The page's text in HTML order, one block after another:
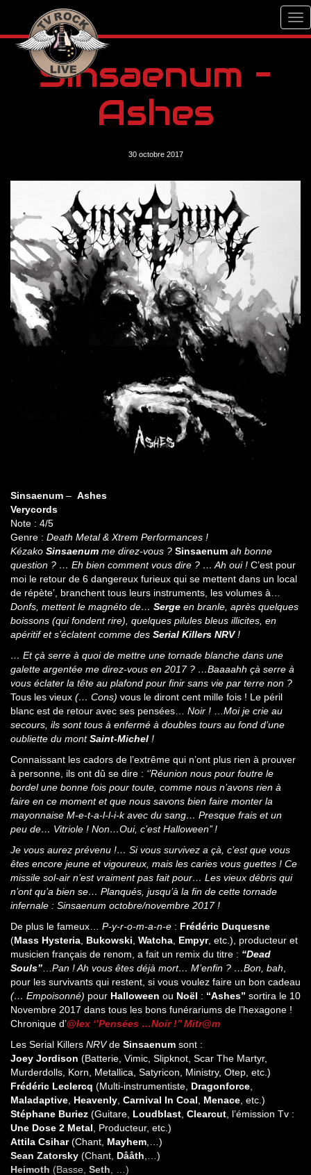
Sinsaenum –
Ashes
30 octobre 2017
Sinsaenum – Ashes
Verycords
Note : 4/5
Genre : Death Metal & Xtrem Performances !
Kézako Sinsaenum me direz-vous ? Sinsaenum ah bonne
question ? … Eh bien comment vous dire ? … Ah oui ! C’est pour
moi le retour de 6 dangereux furieux qui se mettent dans un local
de répète’, branchent tous leurs instruments, les volumes à…
Donfs, mettent le magnéto de… Serge en branle, après quelques
boissons (qui fondent rire), quelques pilules bleus illicites, en
apéritif et s’éclatent comme des Serial Killers NRV!
… Et çà serre à quoi de mettre une tornade blanche dans une
galette argentée me direz-vous en 2017 ? …Baaaahh çà serre à
vous éclater la tête au plafond pour finir sans vie par terre non ?
Tous les vieux (… Cons) vous le diront cent mille fois ! Le péril
blanc est de retour avec ses pensées… Noir !
Moi je crie au
secours, ils sont tous à enfermé à doubles tours au fond d’une
oubliette du montSaint-Michel !
Connaissant les cadors de l’extrême qui n’ont plus rien à prouver
à personne, ils ont dû se dire : ‘’Réunion nous pour foutre le
bordel une bonne fois pour toute, comme nous n’avons rien à
faire en ce moment et que nous savons bien faire monter la
mayonnaise M-e-t-a-l-l-i-k avec du sang… Presque frais et un
peu de… Vitriole ! Non…Oui, c’est Halloween’’ !
Je vous aurez prévenu !… Si vous survivez a çà, c’est que vous
êtes encore jeune et vigoureux, mais les caries vous guettes ! Ce
missile sol-air n’est vraiment pas fait pour… Les vieux débris qui
n’ont qu’a bien se… Planqués, jusqu’à la fin de cette tornade
infernale : Sinsaenum octobre/novembre 2017 !
De plus le fameux… P-y-r-o-m-a-n-e : Frédéric Duquesne
(Mass Hysteria Bukowski Watcha Empyr, etc.), producteur et
musicien français de renom, a fait un remix du titre : “Dead
Souls”
Pan ! Ah vous êtes déjà mort… M’enfin ? …Bon, bah
pour les survivants qui restent, si vous voulez faire un bon cadeau
(… Empoisonné) pour Halloween ou Noël : “Ashes” sortira le 10
Novembre 2017 dans tous les bons funérariums de l’hexagone !
Chronique d’@lex ‘’Pensées …Noir !’’ Mitr@m
Les Serial Killers NRVde Sinsaenum sont :
Joey Jordison (Batterie, Vimic, Slipknot, Scar The Martyr,
Murderdolls, Korn, Metallica, Satyricon, Ministry, Otep, etc.)
Frédéric Leclercq (Multi-instrumentiste, Dragonforce
Maladaptive Heavenly Carnival In Coal Menace , etc.)
Stéphane Buriez (Guitare, Loudblast Clearcut , l’émission Tv :
Une Dose 2 Metal , Producteur, etc.)
Attila Csihar(Chant, Mayhem ,…)
Sean Zatorsky (Chant, Dååth ,…)
Heimoth (Basse, Seth , …)